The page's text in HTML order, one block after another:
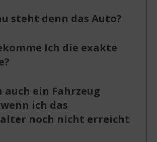
steht denn das Auto?
Ich die exakte
auch ein Fahrzeug
ich das
noch nicht erreicht